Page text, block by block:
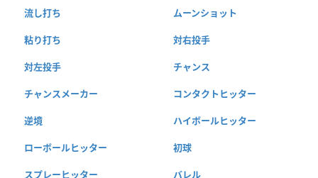
流し打ち ムーンショット
粘り打ち 対右投手
対左投手 チャンス
チャンスメーカー コンタクトヒッター
逆境 ハイボールヒッター
ローボールヒッター 初球
スプレーヒッター バレル